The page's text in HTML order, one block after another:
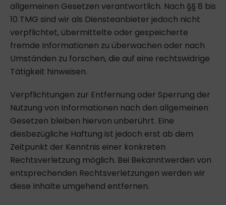
allgemeinen Gesetzen verantwortlich. Nach §§ 8 bis
10 TMG sind wir als Diensteanbieter jedoch nicht
verpflichtet, übermittelte oder gespeicherte
fremde Informationen zu überwachen oder nach
Umständen zu forschen, die auf eine rechtswidrige
Tätigkeit hinweisen.
Verpflichtungen zur Entfernung oder Sperrung der
Nutzung von Informationen nach den allgemeinen
Gesetzen bleiben hiervon unberührt. Eine
diesbezügliche Haftung ist jedoch erst ab dem
Zeitpunkt der Kenntnis einer konkreten
Rechtsverletzung möglich. Bei Bekanntwerden von
entsprechenden Rechtsverletzungen werden wir
diese Inhalte umgehend entfernen.